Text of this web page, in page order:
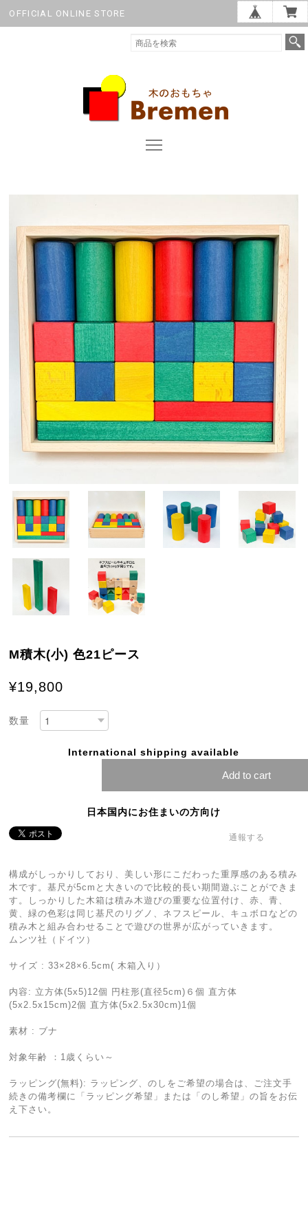
OFFICIAL ONLINE STORE
M積木(小) 色21ピース
¥19,800
数量
International shipping available
Add to cart
日本国内にお住まいの方向け
通報する
構成がしっかりしており、美しい形にこだわった重厚感のある積み
木です。基尺が5cmと大きいので比較的長い期間遊ぶことができま
す。しっかりした木箱は積み木遊びの重要な位置付け、赤、青、
黄、緑の色彩は同じ基尺のリグノ、ネフスピール、キュボロなどの
積み木と組み合わせることで遊びの世界が広がっていきます。
ムンツ社（ドイツ）
サイズ : 33×28×6.5cm( 木箱入り）
内容: 立方体(5x5)12個 円柱形(直径5cm)６個 直方体
(5x2.5x15cm)2個 直方体(5x2.5x30cm)1個
素材 : ブナ
対象年齢 ：1歳くらい～
ラッピング(無料): ラッピング、のしをご希望の場合は、ご注文手
続きの備考欄に「ラッピング希望」または「のし希望」の旨をお伝
え下さい。